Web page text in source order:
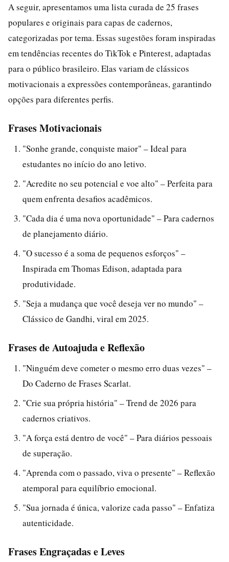
A seguir, apresentamos uma lista curada de 25 frases
populares e originais para capas de cadernos,
categorizadas por tema. Essas sugestões foram inspiradas
em tendências recentes do TikTok e Pinterest, adaptadas
para o público brasileiro. Elas variam de clássicos
motivacionais a expressões contemporâneas, garantindo
opções para diferentes perfis.
Frases Motivacionais
"Sonhe grande, conquiste maior" – Ideal para
estudantes no início do ano letivo.
"Acredite no seu potencial e voe alto" – Perfeita para
quem enfrenta desafios acadêmicos.
"Cada dia é uma nova oportunidade" – Para cadernos
de planejamento diário.
"O sucesso é a soma de pequenos esforços" –
Inspirada em Thomas Edison, adaptada para
produtividade.
"Seja a mudança que você deseja ver no mundo" –
Clássico de Gandhi, viral em 2025.
Frases de Autoajuda e Reflexão
"Ninguém deve cometer o mesmo erro duas vezes" –
Do Caderno de Frases Scarlat.
"Crie sua própria história" – Trend de 2026 para
cadernos criativos.
"A força está dentro de você" – Para diários pessoais
de superação.
"Aprenda com o passado, viva o presente" – Reflexão
atemporal para equilíbrio emocional.
"Sua jornada é única, valorize cada passo" – Enfatiza
autenticidade.
Frases Engraçadas e Leves